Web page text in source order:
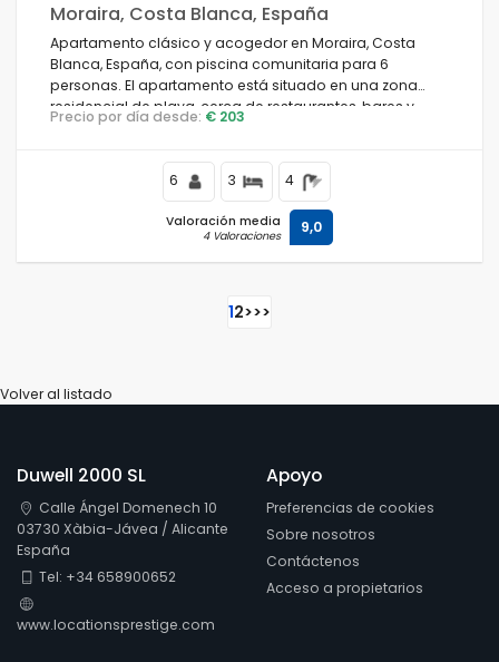
Moraira, Costa Blanca, España
Apartamento clásico y acogedor en Moraira, Costa
Blanca, España, con piscina comunitaria para 6
personas. El apartamento está situado en una zona
residencial de playa, cerca de restaurantes, bares y
tiendas, a 50 m de la Playa de Platgetes y a 0.
Precio por día desde: € 203
6 3 4
Valoración media
4 Valoraciones 9,0
12>>>
Volver al listado
Duwell 2000 SL
Calle Ángel Domenech 10
03730 Xàbia-Jávea / Alicante
España
Tel: +34 658900652
www.locationsprestige.com
Apoyo
Preferencias de cookies
Sobre nosotros
Contáctenos
Acceso a propietarios